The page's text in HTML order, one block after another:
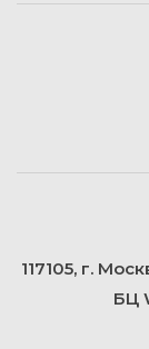
117105, г.
БЦ